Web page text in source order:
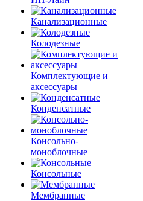
Канализационные
Колодезные
Комплектующие и
аксессуары
Конденсатные
Консольно-
моноблочные
Консольные
Мембранные